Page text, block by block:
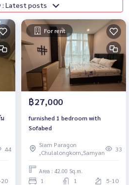
Sort by : Latest posts
44
For rent
฿27,000
furnished 1 bedroom with
Sofabed
Siam Paragon
,Chulalongkorn,Samyan
33
Area : 42.00 Sq.m.
1 1 5-10